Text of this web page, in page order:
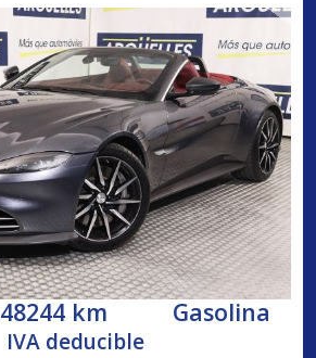
48244 km Gasolina
IVA deducible